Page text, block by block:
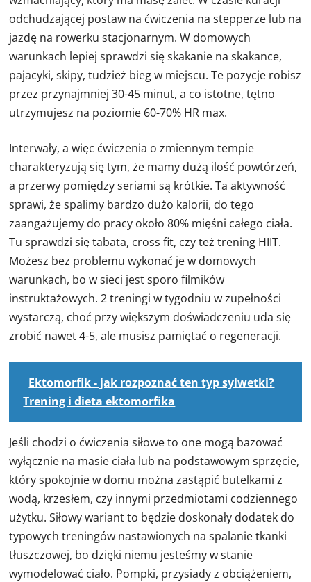
odchudzającej postaw na ćwiczenia na stepperze lub na
jazdę na rowerku stacjonarnym. W domowych
warunkach lepiej sprawdzi się skakanie na skakance,
pajacyki, skipy, tudzież bieg w miejscu. Te pozycje robisz
przez przynajmniej 30-45 minut, a co istotne, tętno
utrzymujesz na poziomie 60-70% HR max.
Interwały, a więc ćwiczenia o zmiennym tempie
charakteryzują się tym, że mamy dużą ilość powtórzeń,
a przerwy pomiędzy seriami są krótkie. Ta aktywność
sprawi, że spalimy bardzo dużo kalorii, do tego
zaangażujemy do pracy około 80% mięśni całego ciała.
Tu sprawdzi się tabata, cross fit, czy też trening HIIT.
Możesz bez problemu wykonać je w domowych
warunkach, bo w sieci jest sporo filmików
instruktażowych. 2 treningi w tygodniu w zupełności
wystarczą, choć przy większym doświadczeniu uda się
zrobić nawet 4-5, ale musisz pamiętać o regeneracji.
Ektomorfik - jak rozpoznać ten typ sylwetki?
Trening i dieta ektomorfika
Jeśli chodzi o ćwiczenia siłowe to one mogą bazować
wyłącznie na masie ciała lub na podstawowym sprzęcie,
który spokojnie w domu można zastąpić butelkami z
wodą, krzesłem, czy innymi przedmiotami codziennego
użytku. Siłowy wariant to będzie doskonały dodatek do
typowych treningów nastawionych na spalanie tkanki
tłuszczowej, bo dzięki niemu jesteśmy w stanie
wymodelować ciało. Pompki, przysiady z obciążeniem,